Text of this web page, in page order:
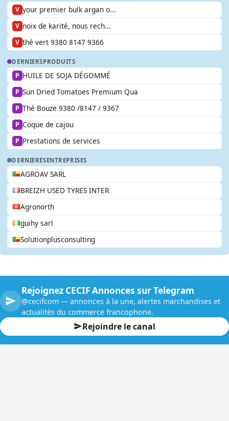
V your premier bulk argan o...
V noix de karité, nous rech...
V thé vert 9380 8147 9366
DERNIERSPRODUITS
P HUILE DE SOJA DÉGOMMÉ
P Sun Dried Tomatoes Premium Qua
P Thé Bouze 9380 /8147 / 9367
P Coque de cajou
P Prestations de services
DERNIERESENTREPRISES
AGROAV SARL
BREIZH USED TYRES INTER
Agronorth
guihy sarl
Solutionplusconsulting
Rejoignez CECIF Annonces sur Telegram
@cecifcom — annonces à la une, alertes marchandises et
actualités du commerce francophone.
Rejoindre le canal